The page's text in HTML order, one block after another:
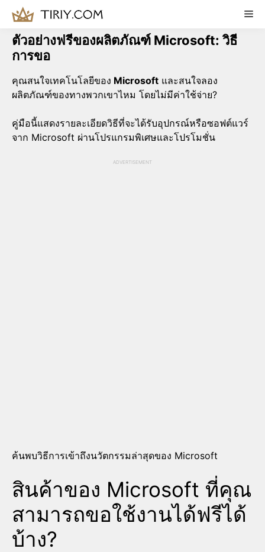
content
ตัวอย่างฟรีของผลิตภัณฑ์ Microsoft: วิธี
การขอ
คุณสนใจเทคโนโลยีของ Microsoft และสนใจลอง
ผลิตภัณฑ์ของทางพวกเขาไหม โดยไม่มีค่าใช้จ่าย?
คู่มือนี้แสดงรายละเอียดวิธีที่จะได้รับอุปกรณ์หรือซอฟต์แวร์
จาก Microsoft ผ่านโปรแกรมพิเศษและโปรโมชั่น
ADVERTISEMENT
ค้นพบวิธีการเข้าถึงนวัตกรรมล่าสุดของ Microsoft
สินค้าของ Microsoft ที่คุณ
สามารถขอใช้งานได้ฟรีได้
บ้าง?